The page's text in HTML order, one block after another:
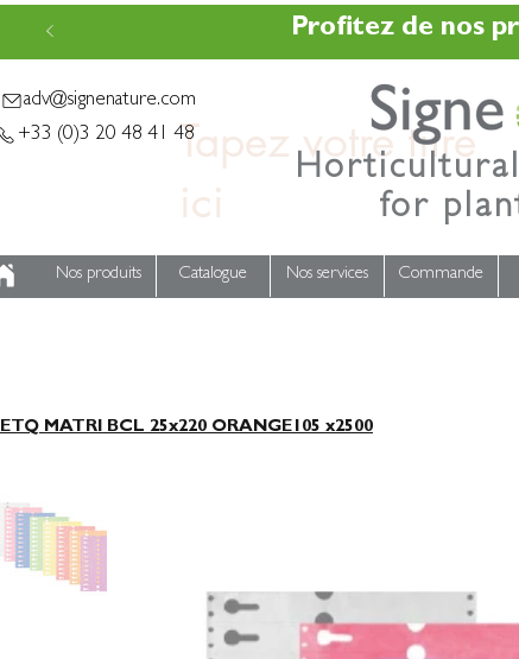
Profitez de nos
Tapez votre titre
adv@signenature.com
+33 (0)3 20 48 41 48
Horticultural
for
Nos produits Catalogue Nos services Commande
ETQ MATRI BCL 25x220 ORANGE105 x2500